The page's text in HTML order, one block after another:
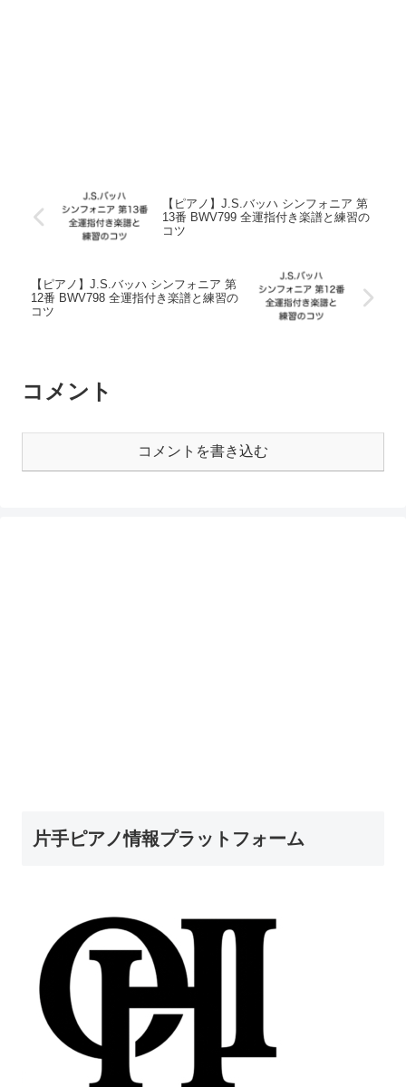
【ピアノ】J.S.バッハ シンフォニア 第
13番 BWV799 全運指付き楽譜と練習の
コツ
【ピアノ】J.S.バッハ シンフォニア 第
12番 BWV798 全運指付き楽譜と練習の
コツ
コメント
コメントを書き込む
片手ピアノ情報プラットフォーム